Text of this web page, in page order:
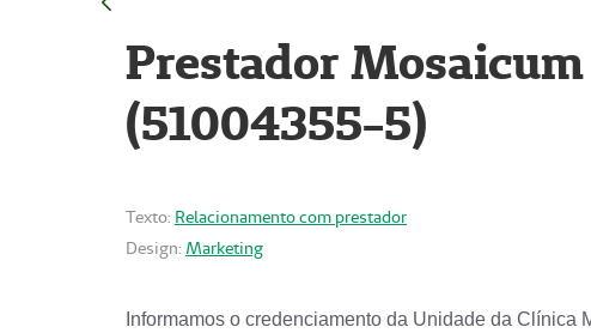
Prestador
(51004355-5)
Texto: Relacionamento com prestador
Design: Marketing
Informamos o credenciamento da Unidade da